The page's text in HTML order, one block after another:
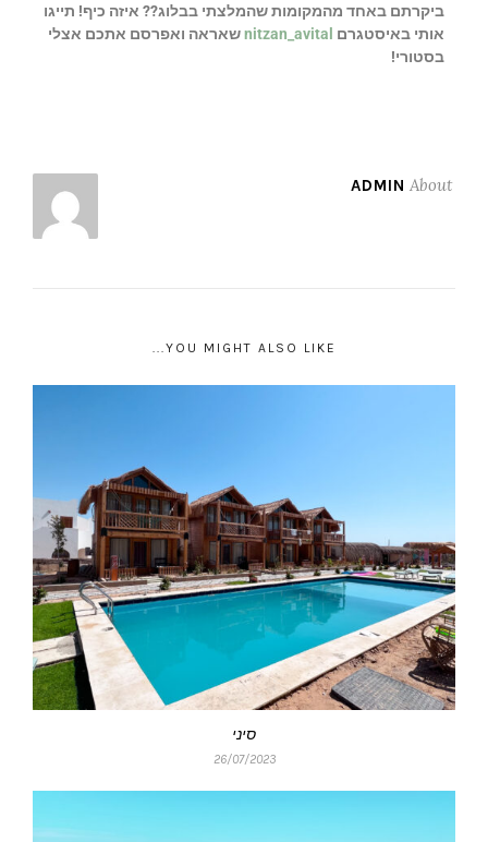
ביקרתם באחד מהמקומות שהמלצתי בבלוג?? איזה כיף! תייגו
אותי באיסטגרם nitzan_avitalשאראה ואפרסם אתכם אצלי
בסטורי!
About
ADMIN
YOU MIGHT ALSO LIKE...
סיני
26/07/2023